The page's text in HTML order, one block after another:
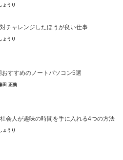
ょうり
チャレンジしたほうが良い仕事
ょうり
すすめのノートパソコン5選
田 正義
会人が趣味の時間を手に入れる4つの方法
ょうり